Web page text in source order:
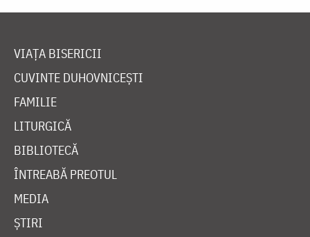
VIAȚA BISERICII
CUVINTE DUHOVNICEȘTI
FAMILIE
LITURGICĂ
BIBLIOTECĂ
ÎNTREABĂ PREOTUL
MEDIA
ȘTIRI